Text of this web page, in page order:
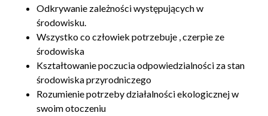
Odkrywanie zależności występujących w
środowisku.
Wszystko co człowiek potrzebuje , czerpie ze
środowiska
Kształtowanie poczucia odpowiedzialności za stan
środowiska przyrodniczego
Rozumienie potrzeby działalności ekologicznej w
swoim otoczeniu